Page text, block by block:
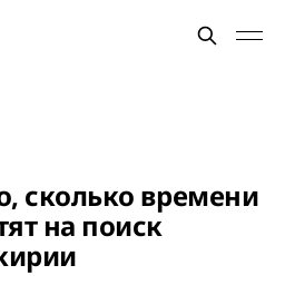
сколько времени
на поиск